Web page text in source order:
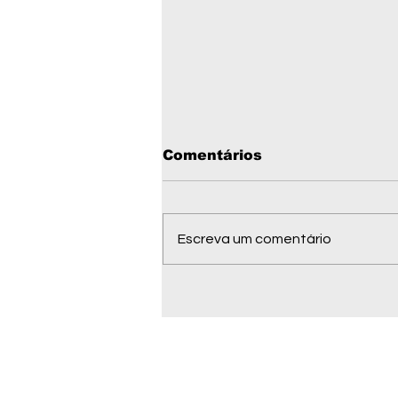
Comentários
Escreva um comentário